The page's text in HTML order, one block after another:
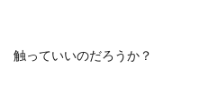
触っていいのだろうか？